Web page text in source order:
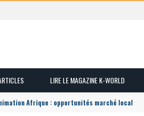
LIRE LE MAGAZINE K-WORLD
Afrique : opportunités marché local